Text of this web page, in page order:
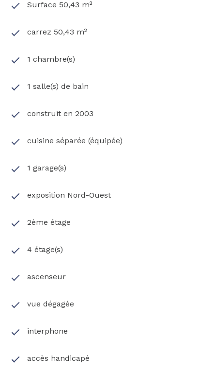
pour organiser une visite et découvrez par vous-
Déposez votre dossier en ligne:
agence=LSGC-258
Surface 50,43 m²
carrez 50,43 m²
1 chambre(s)
1 salle(s) de bain
construit en 2003
cuisine séparée (équipée)
1 garage(s)
exposition Nord-Ouest
2ème étage
4 étage(s)
ascenseur
vue dégagée
interphone
accès handicapé